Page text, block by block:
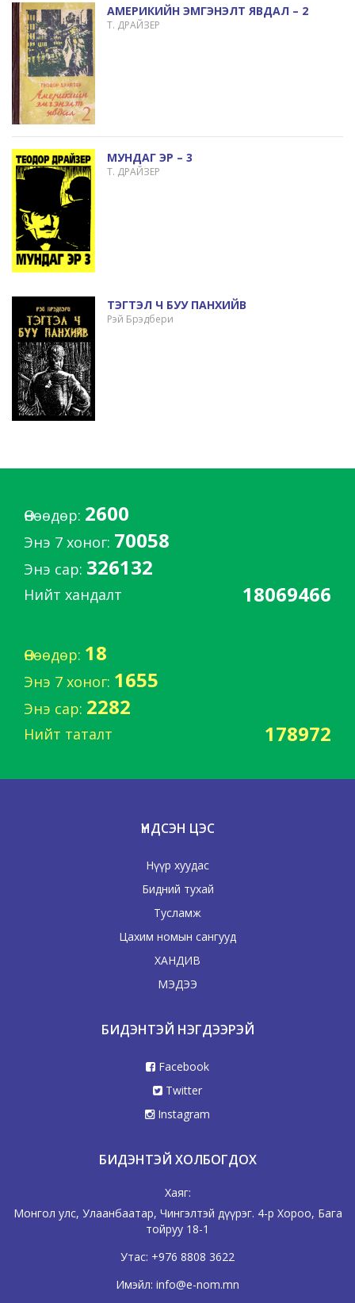
АМЕРИКИЙН ЭМГЭНЭЛТ ЯВДАЛ – 2
Т. ДРАЙЗЕР
МУНДАГ ЭР – 3
Т. ДРАЙЗЕР
ТЭГТЭЛ Ч БУУ ПАНХИЙВ
Рэй Брэдбери
Өнөөдөр: 2600
Энэ 7 хоног: 70058
Энэ сар: 326132
Нийт хандалт 18069466
Өнөөдөр: 18
Энэ 7 хоног: 1655
Энэ сар: 2282
Нийт таталт 178972
ҮНДСЭН ЦЭС
Нүүр хуудас
Бидний тухай
Тусламж
Цахим номын сангууд
ХАНДИВ
МЭДЭЭ
БИДЭНТЭЙ НЭГДЭЭРЭЙ
Facebook
Twitter
Instagram
БИДЭНТЭЙ ХОЛБОГДОХ
Хаяг:
Монгол улс, Улаанбаатар, Чингэлтэй дүүрэг. 4-р Хороо, Бага
тойруу 18-1
Утас: +976 8808 3622
Имэйл: info@e-nom.mn